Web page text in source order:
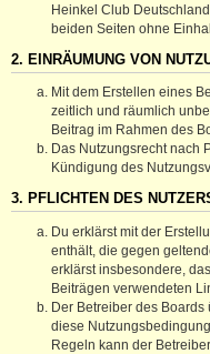
Heinkel Club
beiden Seiten ohne
2. EINRÄUMUNG VON
Mit dem Erstellen eines
zeitlich und räumlich
Beitrag im Rahmen des
Das Nutzungsrecht nach
Kündigung des
3. PFLICHTEN DES
Du erklärst mit der
enthält, die gegen
erklärst insbesondere,
Beiträgen verwendeten
Der Betreiber des Boards
diese
Regeln kann der